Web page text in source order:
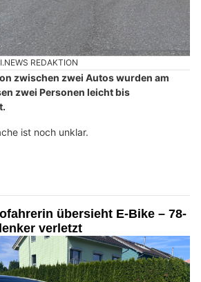
REDAKTION
zwischen zwei Autos wurden am
zwei Personen leicht bis
ist noch unklar.
übersieht E-Bike – 78-
verletzt